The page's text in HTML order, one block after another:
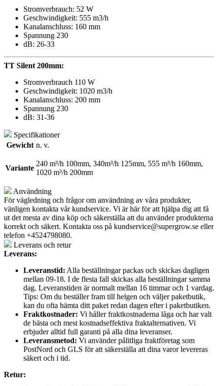
Stromverbrauch: 52 W
Geschwindigkeit: 555 m3/h
Kanalanschluss: 160 mm
Spannung 230
dB: 26-33
TT Silent 200mm:
Stromverbrauch 110 W
Geschwindigkeit: 1020 m3/h
Kanalanschluss: 200 mm
Spannung 230
dB: 31-36
Specifikationer
Gewicht n. v.
Variante
240 m³/h 100mm, 340m³/h 125mm, 555 m³/h 160mm,
1020 m³/h 200mm
Användning
För vägledning och frågor om användning av våra produkter,
vänligen kontakta vår kundservice. Vi är här för att hjälpa dig att få
ut det mesta av dina köp och säkerställa att du använder produkterna
korrekt och säkert. Kontakta oss på kundservice@supergrow.se eller
telefon +4524798080.
Leverans och retur
Leverans:
Leveranstid: Alla beställningar packas och skickas dagligen
mellan 09-18. I de flesta fall skickas alla beställningar samma
dag. Leveranstiden är normalt mellan 16 timmar och 1 vardag.
Tips: Om du beställer fram till helgen och väljer paketbutik,
kan du ofta hämta ditt paket redan dagen efter i paketbutiken.
Fraktkostnader: Vi håller fraktkostnaderna låga och har valt
de bästa och mest kostnadseffektiva fraktalternativen. Vi
erbjuder alltid full garanti på alla dina leveranser.
Leveransmetod: Vi använder pålitliga fraktföretag som
PostNord och GLS för att säkerställa att dina varor levereras
säkert och i tid.
Retur: